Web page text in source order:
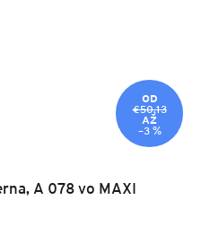
OD
€50,13
AŽ
–3 %
A 078 vo MAXI